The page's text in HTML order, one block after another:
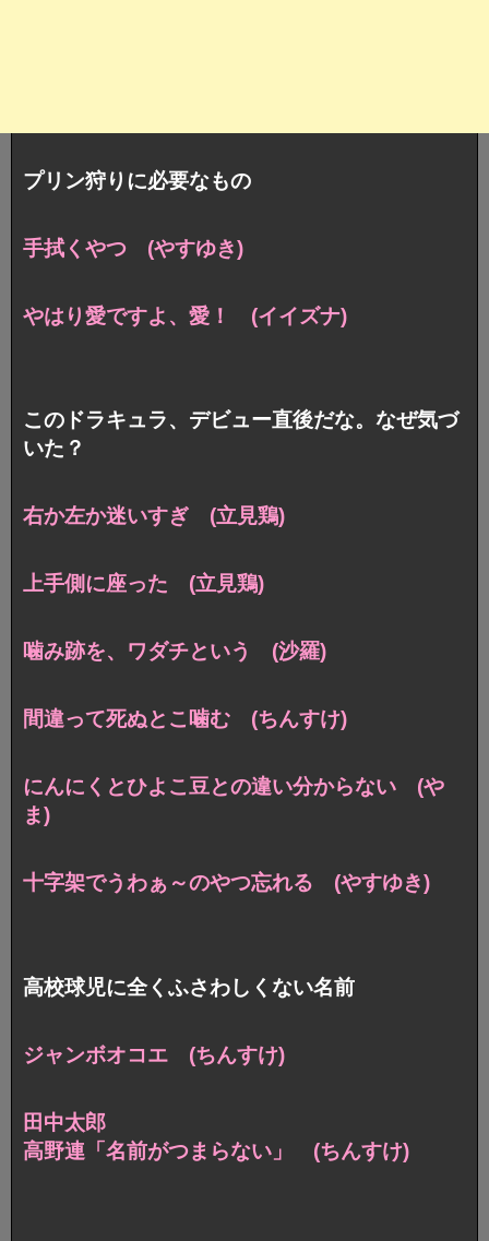
プリン狩りに必要なもの
手拭くやつ (やすゆき)
やはり愛ですよ、愛！ (イイズナ)
このドラキュラ、デビュー直後だな。なぜ気づ
いた？
右か左か迷いすぎ (立見鶏)
上手側に座った (立見鶏)
噛み跡を、ワダチという (沙羅)
間違って死ぬとこ噛む (ちんすけ)
にんにくとひよこ豆との違い分からない (や
ま)
十字架でうわぁ～のやつ忘れる (やすゆき)
高校球児に全くふさわしくない名前
ジャンボオコエ (ちんすけ)
田中太郎
高野連「名前がつまらない」 (ちんすけ)